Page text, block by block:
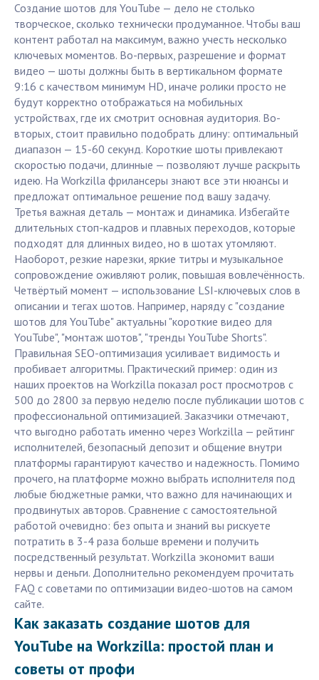
Создание шотов для YouTube — дело не столько
творческое, сколько технически продуманное. Чтобы ваш
контент работал на максимум, важно учесть несколько
ключевых моментов. Во-первых, разрешение и формат
видео — шоты должны быть в вертикальном формате
9:16 с качеством минимум HD, иначе ролики просто не
будут корректно отображаться на мобильных
устройствах, где их смотрит основная аудитория. Во-
вторых, стоит правильно подобрать длину: оптимальный
диапазон — 15-60 секунд. Короткие шоты привлекают
скоростью подачи, длинные — позволяют лучше раскрыть
идею. На Workzilla фрилансеры знают все эти нюансы и
предложат оптимальное решение под вашу задачу.
Третья важная деталь — монтаж и динамика. Избегайте
длительных стоп-кадров и плавных переходов, которые
подходят для длинных видео, но в шотах утомляют.
Наоборот, резкие нарезки, яркие титры и музыкальное
сопровождение оживляют ролик, повышая вовлечённость.
Четвёртый момент — использование LSI-ключевых слов в
описании и тегах шотов. Например, наряду с "создание
шотов для YouTube" актуальны "короткие видео для
YouTube", "монтаж шотов", "тренды YouTube Shorts".
Правильная SEO-оптимизация усиливает видимость и
пробивает алгоритмы. Практический пример: один из
наших проектов на Workzilla показал рост просмотров с
500 до 2800 за первую неделю после публикации шотов с
профессиональной оптимизацией. Заказчики отмечают,
что выгодно работать именно через Workzilla — рейтинг
исполнителей, безопасный депозит и общение внутри
платформы гарантируют качество и надежность. Помимо
прочего, на платформе можно выбрать исполнителя под
любые бюджетные рамки, что важно для начинающих и
продвинутых авторов. Сравнение с самостоятельной
работой очевидно: без опыта и знаний вы рискуете
потратить в 3-4 раза больше времени и получить
посредственный результат. Workzilla экономит ваши
нервы и деньги. Дополнительно рекомендуем прочитать
FAQ с советами по оптимизации видео-шотов на самом
сайте.
Как заказать создание шотов для
YouTube на Workzilla: простой план и
советы от профи